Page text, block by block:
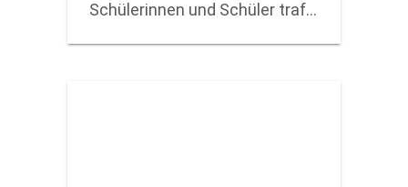
Schülerinnen und Schüler traf…